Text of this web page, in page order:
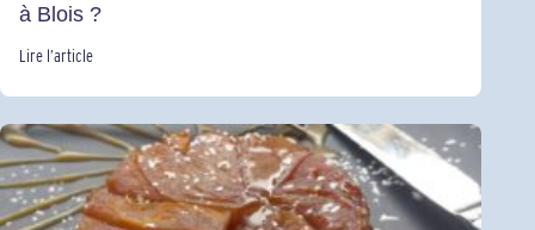
à Blois ?
Lire l’article